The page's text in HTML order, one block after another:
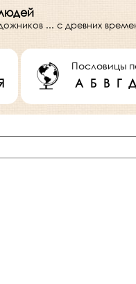
... с древних
Пословицы
А Б В Г Д